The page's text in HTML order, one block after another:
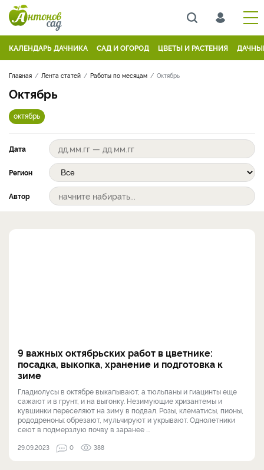
КАЛЕНДАРЬ ДАЧНИКА САД И ОГОРОД ЦВЕТЫ И РАСТЕНИЯ
Главная Лента статей Работы по месяцам Октябрь
Октябрь
октябрь
Дата
Регион
Автор
9 важных октябрьских работ в цветнике:
посадка, выкопка, хранение и подготовка к
зиме
Гладиолусы в октябре выкапывают, а тюльпаны и гиацинты еще
сажают и в грунт, и на выгонку. Незимующие хризантемы и
кувшинки переселяют на зиму в подвал. Розы, клематисы, пионы,
рододреноны: обрезают, мульчируют и укрывают. Однолетники
сеют в подмерзлую почву в заранее ...
29.09.2023 0 388